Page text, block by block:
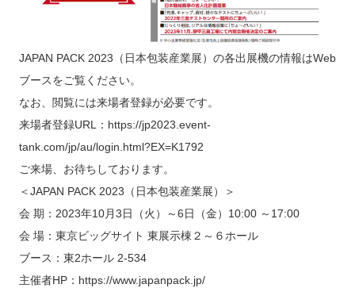
JAPAN PACK 2023（日本包装産業展）の各出展機の情報はWeb
ブースをご覧ください。
なお、閲覧には来場者登録が必要です。
来場者登録URL： https://jp2023.event-
tank.com/jp/au/login.html?EX=K1792
ご来場、お待ちしております。
＜JAPAN PACK 2023（日本包装産業展）＞
会 期：2023年10月3日（火）～6日（金）10:00 ～17:00
会 場：東京ビッグサイト 東展示棟２～６ホール
ブース：東2ホール 2-534
主催者HP： https://www.japanpack.jp/